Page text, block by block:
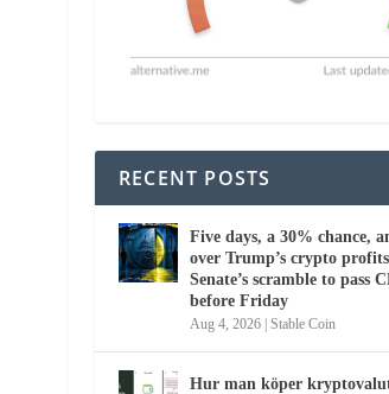
RECENT POSTS
Five days, a 30% chance,
over Trump’s crypto
Senate’s scramble to pass
before Friday
Aug 4, 2026| Stable Coin
Hur man köper